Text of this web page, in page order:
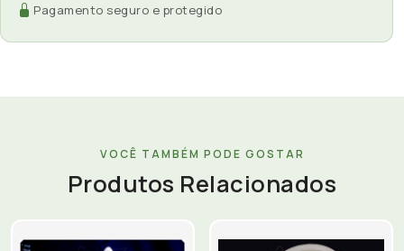
Pagamento seguro e protegido
VOCÊ TAMBÉM PODE GOSTAR
Produtos Relacionados